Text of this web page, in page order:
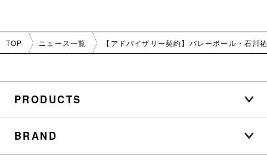
TOP ニュース一覧 【アドバイザリー契約】バレーボール・石
PRODUCTS
BRAND